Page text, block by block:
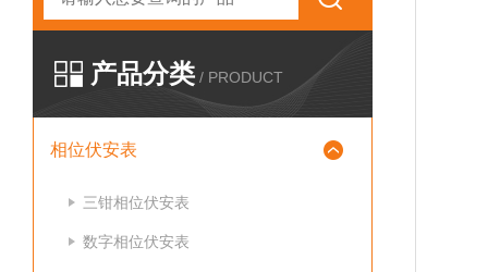
产品分类 / PRODUCT
相位伏安表
三钳相位伏安表
数字相位伏安表